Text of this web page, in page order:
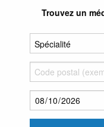
Trouvez un